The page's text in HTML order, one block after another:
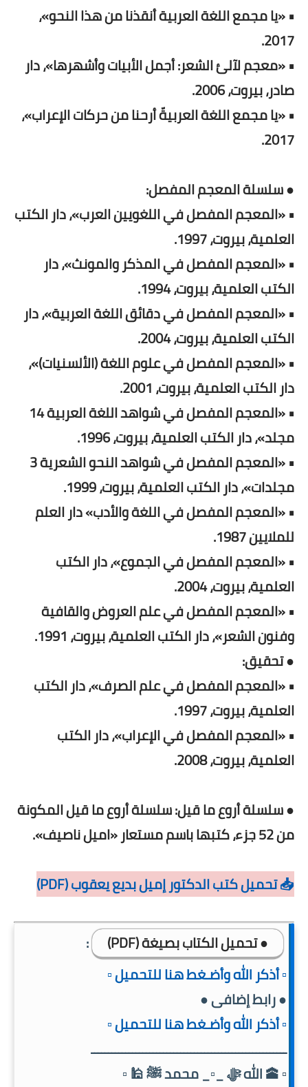
• «يا مجمع اللغة العربية أنقذنا من هذا النحو»،
2017.
• «معجم لآلئ الشعر: أجمل الأبيات وأشهرها»، دار
صادر، بيروت، 2006.
• «يا مجمع اللغة العربيةّ أرحنا من حركات الإعراب»،
2017.
● سلسلة المعجم المفصل:
• «المعجم المفصل في اللغويين العرب»، دار الكتب
العلمية، بيروت، 1997.
• «المعجم المفصل في المذكر والمونث»، دار
الكتب العلمية، بيروت، 1994.
• «المعجم المفصل في دقائق اللغة العربية»، دار
الكتب العلمية، بيروت، 2004.
• «المعجم المفصل في علوم اللغة (الألسنيات)»،
دار الكتب العلمية، بيروت، 2001.
• «المعجم المفصل في شواهد اللغة العربية 14
مجلد»، دار الكتب العلمية، بيروت، 1996.
• «المعجم المفصل في شواهد النحو الشعرية 3
مجلدات»، دار الكتب العلمية، بيروت، 1999.
• «المعجم المفصل في اللغة والأدب» دار العلم
للملايين 1987.
• «المعجم المفصل في الجموع»، دار الكتب
العلمية، بيروت، 2004.
• «المعجم المفصل في علم العروض والقافية
وفنون الشعر»، دار الكتب العلمية، بيروت، 1991.
● تحقيق:
• «المعجم المفصل في علم الصرف»، دار الكتب
العلمية، بيروت، 1997.
• «المعجم المفصل في الإعراب»، دار الكتب
العلمية، بيروت، 2008.
● سلسلة أروع ما قيل: سلسلة أروع ما قيل المكونة
من 52 جزء، كتبها باسم مستعار «اميل ناصيف».
📥 تحميل كتب الدكتور إميل بديع يعقوب (PDF)
● تحميل الكتاب بصيغة (PDF)
:
▫️ أذكر الله وأضـغط هنا للتحميل ▫️
● رابط إضافى ●
▫️ أذكر الله وأضـغط هنا للتحميل ▫️
ـــــــــــــــــــــــــــــــــــــــــــــــــــــــــ
▫️ 🕋 الله ﷻ _▫️_ محمد ﷺ 🕌 ▫️